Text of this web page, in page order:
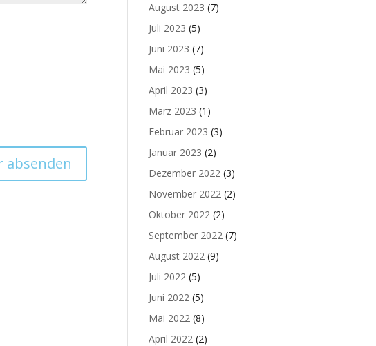
August 2023 (7)
Juli 2023 (5)
Juni 2023 (7)
Mai 2023 (5)
April 2023 (3)
März 2023 (1)
Februar 2023 (3)
Januar 2023 (2)
Dezember 2022 (3)
November 2022 (2)
Oktober 2022 (2)
September 2022 (7)
August 2022 (9)
Juli 2022 (5)
Juni 2022 (5)
Mai 2022 (8)
April 2022 (2)